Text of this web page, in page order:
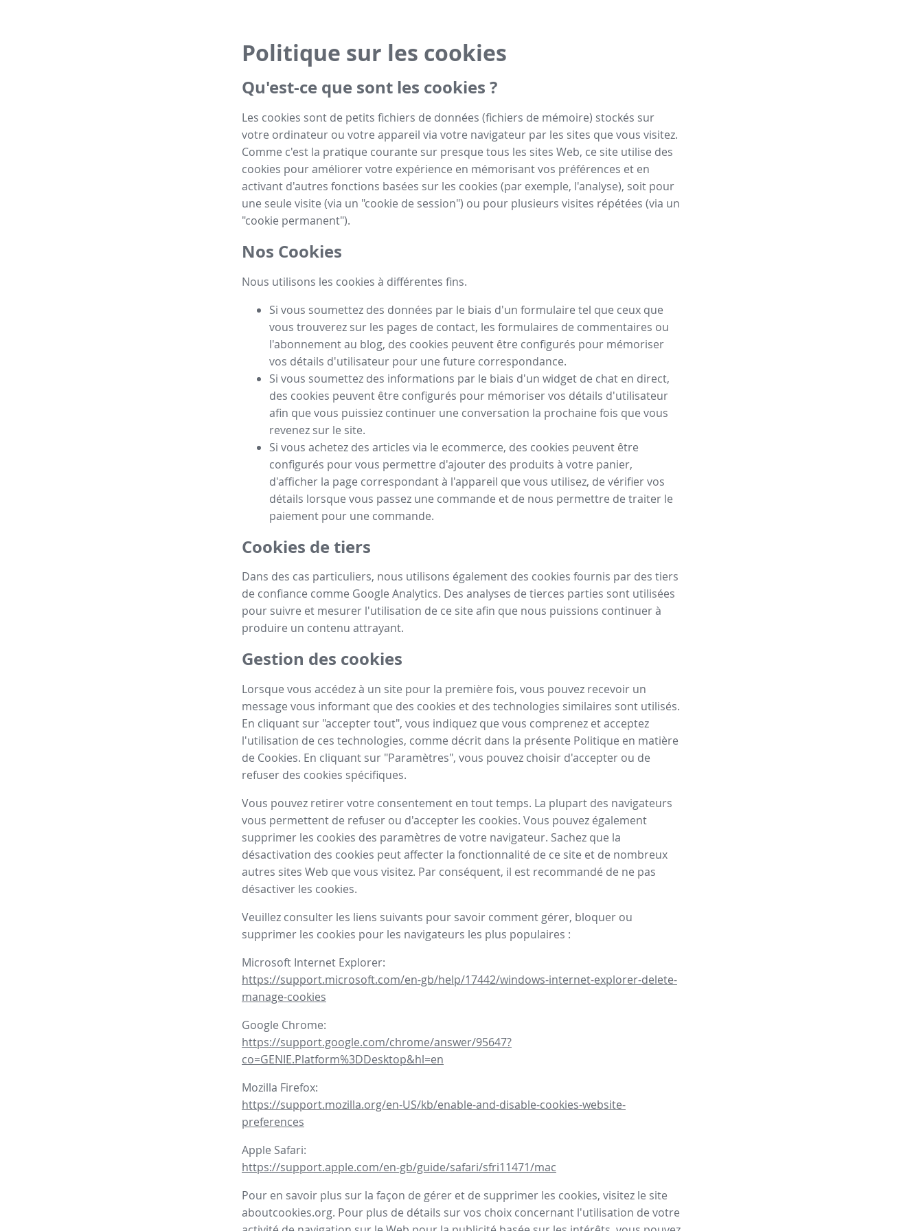
Politique sur les cookies
Qu'est-ce que sont les cookies ?
Les cookies sont de petits fichiers de données (fichiers de mémoire) stockés sur
votre ordinateur ou votre appareil via votre navigateur par les sites que vous visitez.
Comme c'est la pratique courante sur presque tous les sites Web, ce site utilise des
cookies pour améliorer votre expérience en mémorisant vos préférences et en
activant d'autres fonctions basées sur les cookies (par exemple, l'analyse), soit pour
une seule visite (via un "cookie de session") ou pour plusieurs visites répétées (via un
"cookie permanent").
Nos Cookies
Nous utilisons les cookies à différentes fins.
Si vous soumettez des données par le biais d'un formulaire tel que ceux que
vous trouverez sur les pages de contact, les formulaires de commentaires ou
l'abonnement au blog, des cookies peuvent être configurés pour mémoriser
vos détails d'utilisateur pour une future correspondance.
Si vous soumettez des informations par le biais d'un widget de chat en direct,
des cookies peuvent être configurés pour mémoriser vos détails d'utilisateur
afin que vous puissiez continuer une conversation la prochaine fois que vous
revenez sur le site.
Si vous achetez des articles via le ecommerce, des cookies peuvent être
configurés pour vous permettre d'ajouter des produits à votre panier,
d'afficher la page correspondant à l'appareil que vous utilisez, de vérifier vos
détails lorsque vous passez une commande et de nous permettre de traiter le
paiement pour une commande.
Cookies de tiers
Dans des cas particuliers, nous utilisons également des cookies fournis par des tiers
de confiance comme Google Analytics. Des analyses de tierces parties sont utilisées
pour suivre et mesurer l'utilisation de ce site afin que nous puissions continuer à
produire un contenu attrayant.
Gestion des cookies
Lorsque vous accédez à un site pour la première fois, vous pouvez recevoir un
message vous informant que des cookies et des technologies similaires sont utilisés.
En cliquant sur "accepter tout", vous indiquez que vous comprenez et acceptez
l'utilisation de ces technologies, comme décrit dans la présente Politique en matière
de Cookies. En cliquant sur "Paramètres", vous pouvez choisir d'accepter ou de
refuser des cookies spécifiques.
Vous pouvez retirer votre consentement en tout temps. La plupart des navigateurs
vous permettent de refuser ou d'accepter les cookies. Vous pouvez également
supprimer les cookies des paramètres de votre navigateur. Sachez que la
désactivation des cookies peut affecter la fonctionnalité de ce site et de nombreux
autres sites Web que vous visitez. Par conséquent, il est recommandé de ne pas
désactiver les cookies.
Veuillez consulter les liens suivants pour savoir comment gérer, bloquer ou
supprimer les cookies pour les navigateurs les plus populaires :
Microsoft Internet Explorer:
https://support.microsoft.com/en-gb/help/17442/windows-internet-explorer-delete-
manage-cookies
Google Chrome:
https://support.google.com/chrome/answer/95647?
co=GENIE.Platform%3DDesktop&hl=en
Mozilla Firefox:
https://support.mozilla.org/en-US/kb/enable-and-disable-cookies-website-
preferences
Apple Safari:
https://support.apple.com/en-gb/guide/safari/sfri11471/mac
Pour en savoir plus sur la façon de gérer et de supprimer les cookies, visitez le site
aboutcookies.org. Pour plus de détails sur vos choix concernant l'utilisation de votre